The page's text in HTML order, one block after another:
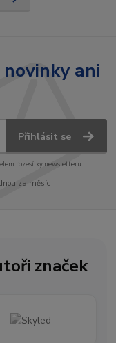
ani
Přihlásit se
rozesílky newsletteru.
za měsíc
značek